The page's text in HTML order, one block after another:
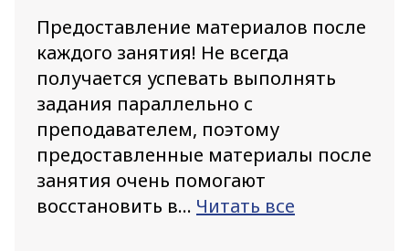
Предоставление материалов после
каждого занятия! Не всегда
получается успевать выполнять
задания параллельно с
преподавателем, поэтому
предоставленные материалы после
занятия очень помогают
восстановить в... Читать все